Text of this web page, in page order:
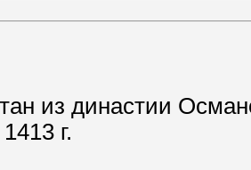
из династии
г.